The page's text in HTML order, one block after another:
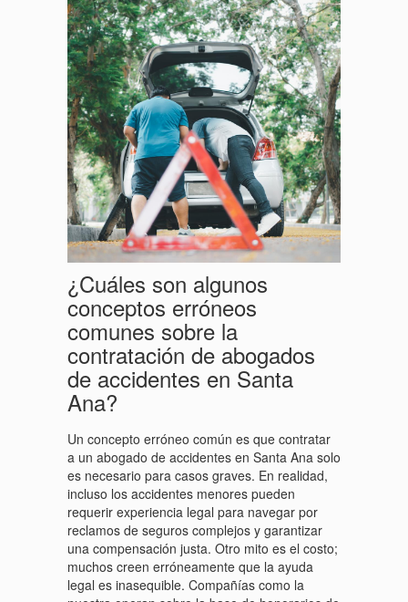
¿Cuáles son algunos
conceptos erróneos
comunes sobre la
contratación de abogados
de accidentes en Santa
Ana?
Un concepto erróneo común es que contratar
a un abogado de accidentes en Santa Ana solo
es necesario para casos graves. En realidad,
incluso los accidentes menores pueden
requerir experiencia legal para navegar por
reclamos de seguros complejos y garantizar
una compensación justa. Otro mito es el costo;
muchos creen erróneamente que la ayuda
legal es inasequible. Compañías como la